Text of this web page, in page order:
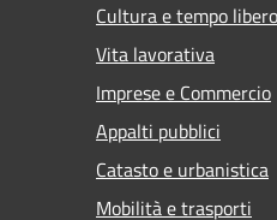
Cultura e tempo libero
Vita lavorativa
Imprese e Commercio
Appalti pubblici
Catasto e urbanistica
Mobilità e trasporti